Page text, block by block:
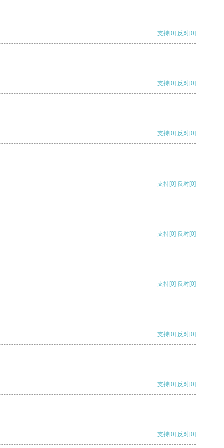
支持[0] 反对[0]
支持[0] 反对[0]
支持[0] 反对[0]
支持[0] 反对[0]
支持[0] 反对[0]
支持[0] 反对[0]
支持[0] 反对[0]
支持[0] 反对[0]
支持[0] 反对[0]